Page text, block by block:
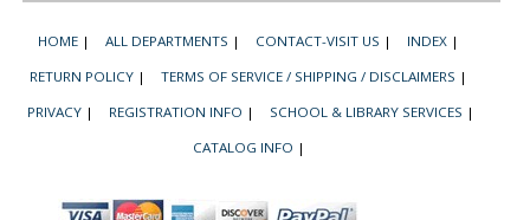
HOME | ALL DEPARTMENTS | CONTACT-VISIT US | INDEX |
RETURN POLICY | TERMS OF SERVICE / SHIPPING / DISCLAIMERS |
PRIVACY | REGISTRATION INFO | SCHOOL & LIBRARY SERVICES |
CATALOG INFO |